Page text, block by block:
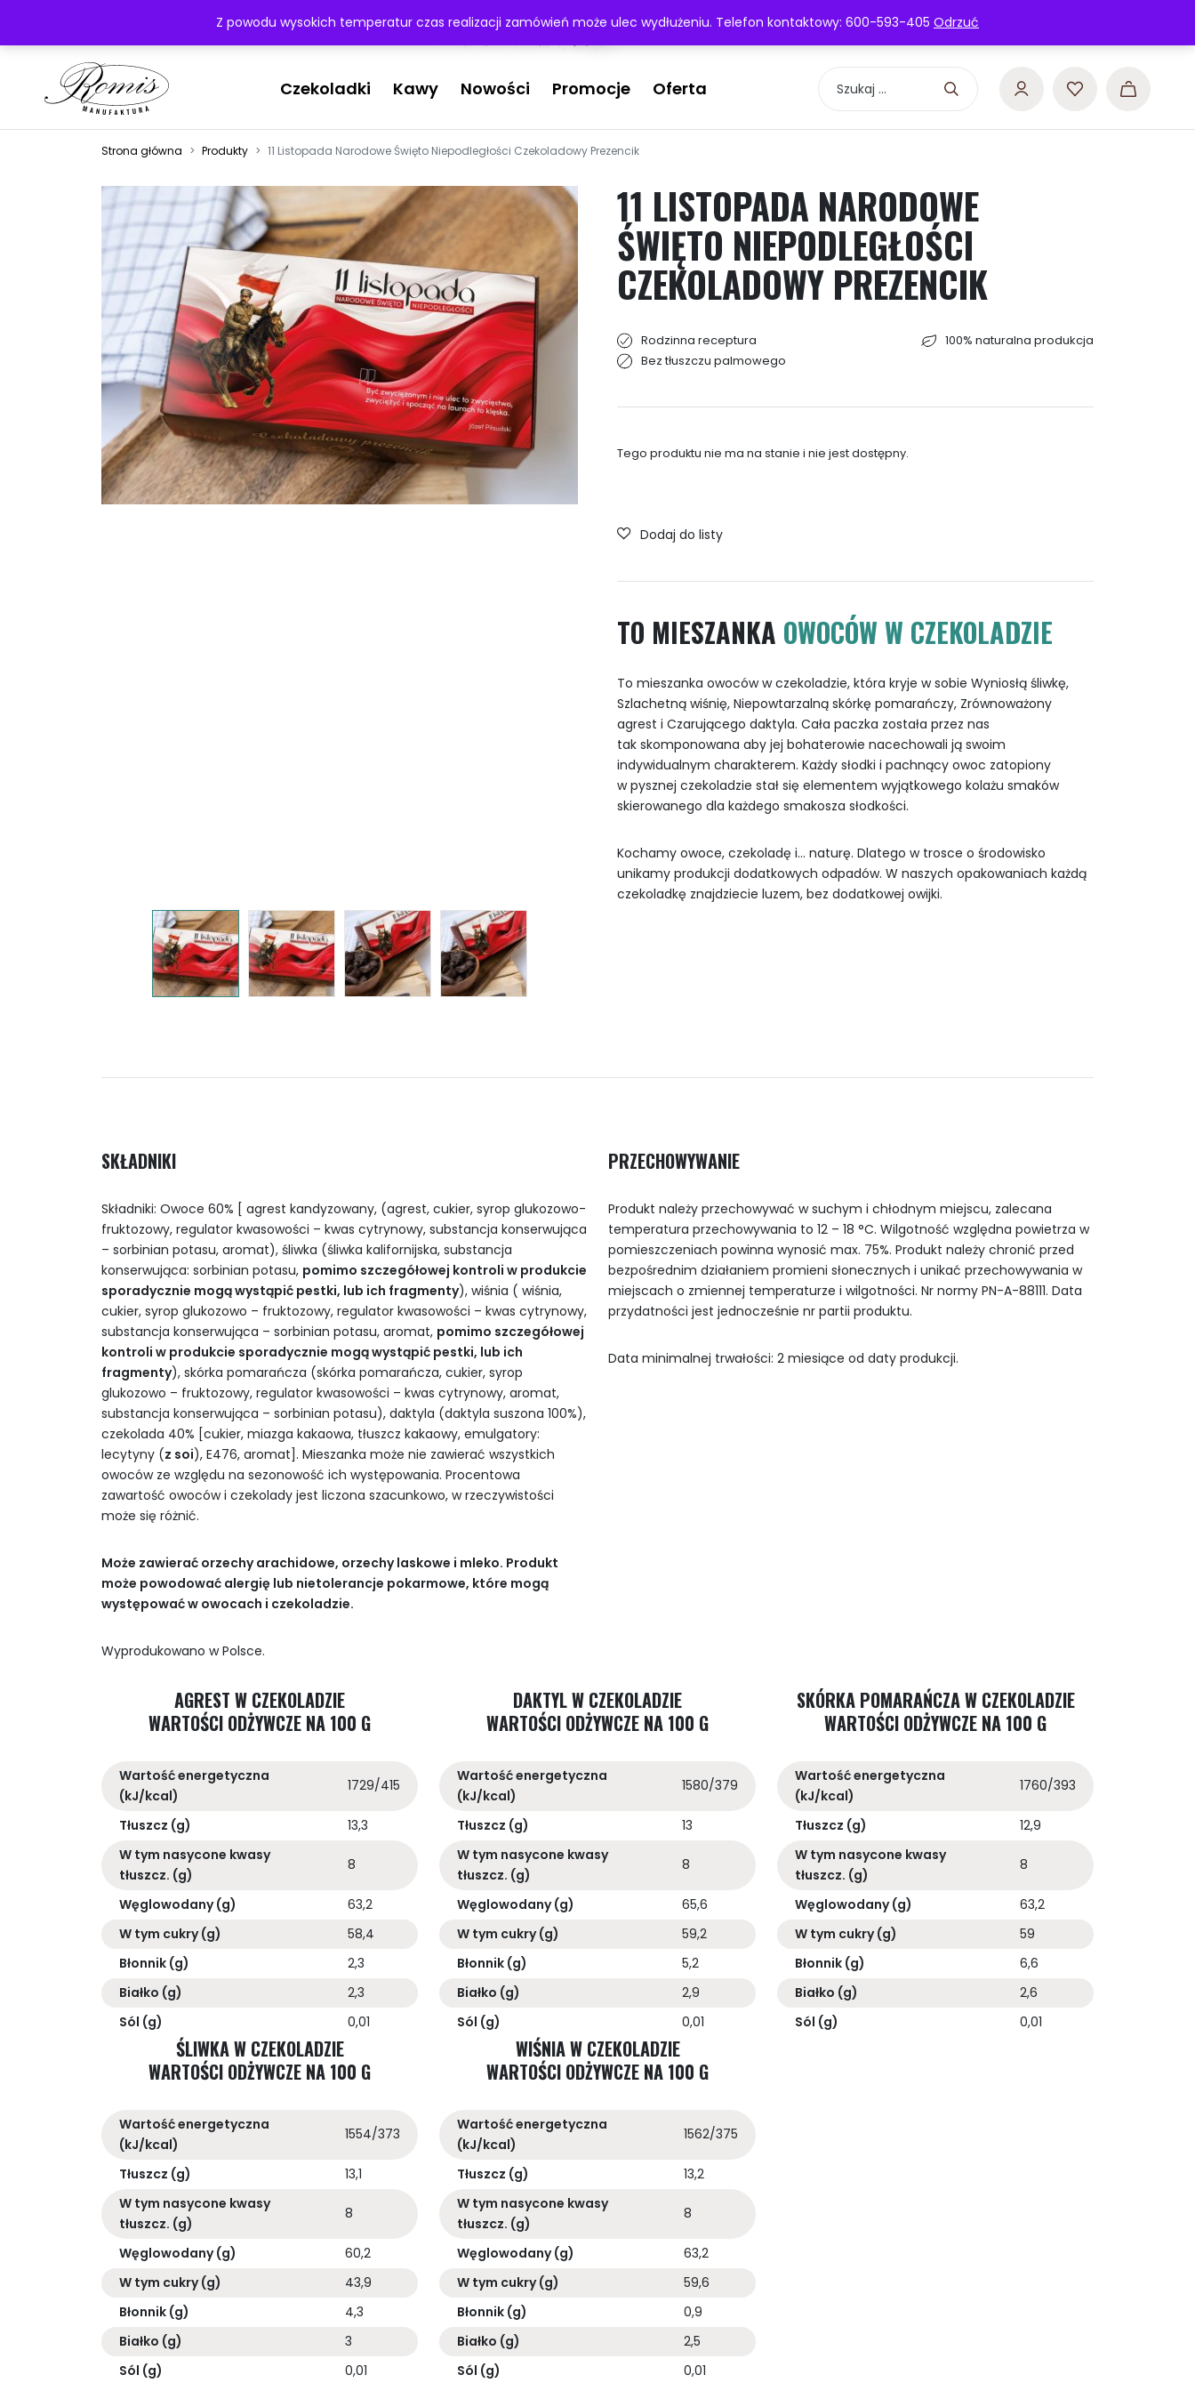
Darmowa dostawa powyżej 200 zł Manufaktura Romis
Czekoladki Kawy Nowości Promocje Oferta
Szukaj:
Strona główna Produkty 11 Listopada Narodowe Święto Niepodległości Czekoladowy Prezencik
11 LISTOPADA NARODOWE
ŚWIĘTO NIEPODLEGŁOŚCI
CZEKOLADOWY PREZENCIK
Rodzinna receptura
100% naturalna produkcja
Bez tłuszczu palmowego
Tego produktu nie ma na stanie i nie jest dostępny.
TO MIESZANKA OWOCÓW W CZEKOLADZIE
To mieszanka owoców w czekoladzie, która kryje w sobie Wyniosłą śliwkę,
Szlachetną wiśnię, Niepowtarzalną skórkę pomarańczy, Zrównoważony
agrest i Czarującego daktyla. Cała paczka została przez nas
tak skomponowana aby jej bohaterowie nacechowali ją swoim
indywidualnym charakterem. Każdy słodki i pachnący owoc zatopiony
w pysznej czekoladzie stał się elementem wyjątkowego kolażu smaków
skierowanego dla każdego smakosza słodkości.
Kochamy owoce, czekoladę i… naturę. Dlatego w trosce o środowisko
unikamy produkcji dodatkowych odpadów. W naszych opakowaniach każdą
czekoladkę znajdziecie luzem, bez dodatkowej owijki.
SKŁADNIKI
Składniki: Owoce 60% [ agrest kandyzowany, (agrest, cukier, syrop glukozowo-
fruktozowy, regulator kwasowości – kwas cytrynowy, substancja konserwująca
– sorbinian potasu, aromat), śliwka (śliwka kalifornijska, substancja
konserwująca: sorbinian potasu, pomimo szczegółowej kontroli w produkcie
sporadycznie mogą wystąpić pestki, lub ich fragmenty), wiśnia ( wiśnia,
cukier, syrop glukozowo – fruktozowy, regulator kwasowości – kwas cytrynowy,
substancja konserwująca – sorbinian potasu, aromat, pomimo szczegółowej
kontroli w produkcie sporadycznie mogą wystąpić pestki, lub ich
fragmenty), skórka pomarańcza (skórka pomarańcza, cukier, syrop
glukozowo – fruktozowy, regulator kwasowości – kwas cytrynowy, aromat,
substancja konserwująca – sorbinian potasu), daktyla (daktyla suszona 100%),
czekolada 40% [cukier, miazga kakaowa, tłuszcz kakaowy, emulgatory:
lecytyny (z soi), E476, aromat]. Mieszanka może nie zawierać wszystkich
owoców ze względu na sezonowość ich występowania. Procentowa
zawartość owoców i czekolady jest liczona szacunkowo, w rzeczywistości
może się różnić.
Może zawierać orzechy arachidowe, orzechy laskowe i mleko. Produkt
może powodować alergię lub nietolerancje pokarmowe, które mogą
występować w owocach i czekoladzie.
Wyprodukowano w Polsce.
PRZECHOWYWANIE
Produkt należy przechowywać w suchym i chłodnym miejscu, zalecana
temperatura przechowywania to 12 – 18 °C. Wilgotność względna powietrza w
pomieszczeniach powinna wynosić max. 75%. Produkt należy chronić przed
bezpośrednim działaniem promieni słonecznych i unikać przechowywania w
miejscach o zmiennej temperaturze i wilgotności. Nr normy PN-A-88111. Data
przydatności jest jednocześnie nr partii produktu.
Data minimalnej trwałości: 2 miesiące od daty produkcji.
AGREST W CZEKOLADZIE
WARTOŚCI ODŻYWCZE NA 100 G
Wartość energetyczna
(kJ/kcal)
1729/415
Tłuszcz (g)
13,3
W tym nasycone kwasy
tłuszcz. (g)
8
Węglowodany (g)
63,2
W tym cukry (g)
58,4
Błonnik (g)
2,3
Białko (g)
2,3
Sól (g)
0,01
DAKTYL W CZEKOLADZIE
WARTOŚCI ODŻYWCZE NA 100 G
Wartość energetyczna
(kJ/kcal)
1580/379
Tłuszcz (g)
13
W tym nasycone kwasy
tłuszcz. (g)
8
Węglowodany (g)
65,6
W tym cukry (g)
59,2
Błonnik (g)
5,2
Białko (g)
2,9
Sól (g)
0,01
SKÓRKA POMARAŃCZA W CZEKOLADZIE
WARTOŚCI ODŻYWCZE NA 100 G
Wartość energetyczna
(kJ/kcal)
1760/393
Tłuszcz (g)
12,9
W tym nasycone kwasy
tłuszcz. (g)
8
Węglowodany (g)
63,2
W tym cukry (g)
59
Błonnik (g)
6,6
Białko (g)
2,6
Sól (g)
0,01
ŚLIWKA W CZEKOLADZIE
WARTOŚCI ODŻYWCZE NA 100 G
Wartość energetyczna
(kJ/kcal)
1554/373
Tłuszcz (g)
13,1
W tym nasycone kwasy
tłuszcz. (g)
8
Węglowodany (g)
60,2
W tym cukry (g)
43,9
Błonnik (g)
4,3
Białko (g)
3
Sól (g)
0,01
WIŚNIA W CZEKOLADZIE
WARTOŚCI ODŻYWCZE NA 100 G
Wartość energetyczna
(kJ/kcal)
1562/375
Tłuszcz (g)
13,2
W tym nasycone kwasy
tłuszcz. (g)
8
Węglowodany (g)
63,2
W tym cukry (g)
59,6
Błonnik (g)
0,9
Białko (g)
2,5
Sól (g)
0,01
Z powodu wysokich temperatur czas realizacji zamówień może ulec wydłużeniu. Telefon kontaktowy: 600-593-405 Odrzuć